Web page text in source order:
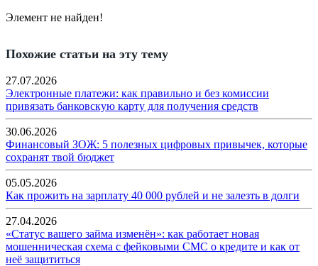
Элемент не найден!
Похожие статьи на эту тему
27.07.2026
Электронные платежи: как правильно и без комиссии
привязать банковскую карту для получения средств
30.06.2026
Финансовый ЗОЖ: 5 полезных цифровых привычек, которые
сохранят твой бюджет
05.05.2026
Как прожить на зарплату 40 000 рублей и не залезть в долги
27.04.2026
«Статус вашего займа изменён»: как работает новая
мошенническая схема с фейковыми СМС о кредите и как от
неё защититься